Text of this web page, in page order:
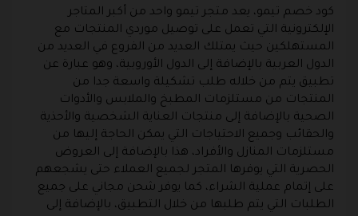
كود خصم تيمو، يعد متجر تيمو واحد من أكبر المتاجر
الإلكترونية التي تعمل على توصيل موردي المنتجات مع
المستهلكين حيث يمتلك العديد من الفروع في العديد من
الدول العربية بالإضافة إلى الدول الأوروبية، وهو عبارة عن
تطبيق يتم من خلاله طلب تشكيلة واسعة جدا من
المنتجات من مستلزمات المطبخ والملابس والأدوات
الصحية بالإضافة إلى منتجات العناية الشخصية والأحذية
والحقائب وجميع الاحتياجات التي يمكن الحاجة إليها من
مستلزمات المنازل والأفراد، هذا بالإضافة إلى العروض
الحصرية التي يوفرها المتجر لجميع العملاء حتى يشجعهم
على إتمام عملية الشراء، كما يوفر شحن مجاني على جميع
الطلبات التي يتم طلبها من خلال التطبيق، بالإضافة إلى